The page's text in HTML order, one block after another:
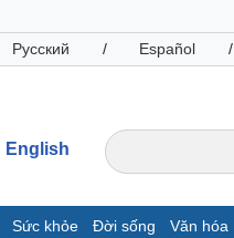
Русский / Español /
English
Sức khỏe Đời sống Văn hóa